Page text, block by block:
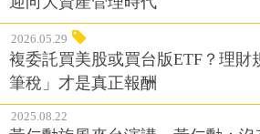
2026.05.29
複委託買美股或買台版ETF？理財
筆稅」才是真正報酬
2025.08.22